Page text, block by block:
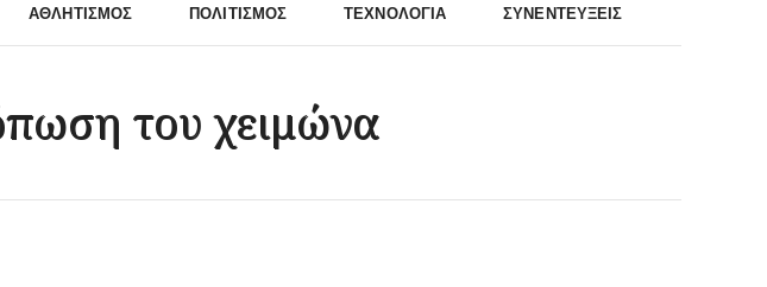
ΑΘΛΗΤΙΣΜΌΣ ΠΟΛΙΤΙΣΜΌΣ ΤΕΧΝΟΛΟΓΊΑ ΣΥΝΕΝΤΕΎΞΕΙΣ
του χειμώνα